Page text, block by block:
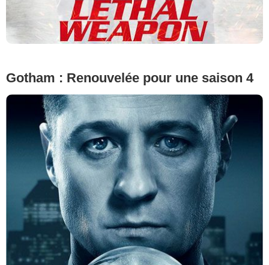
Gotham : Renouvelée pour une saison 4